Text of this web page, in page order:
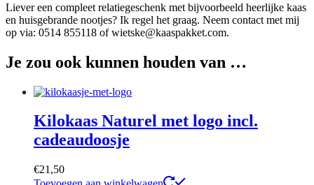
Liever een compleet relatiegeschenk met bijvoorbeeld heerlijke kaas
en huisgebrande nootjes? Ik regel het graag. Neem contact met mij
op via: 0514 855118 of wietske@kaaspakket.com.
Je zou ook kunnen houden van …
Kilokaas Naturel met logo incl.
cadeaudoosje
€21,50